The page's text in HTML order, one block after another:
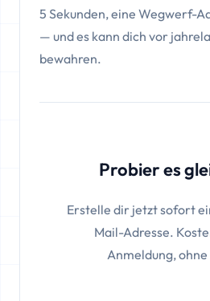
5 Sekunden, eine Wegwerf-
— und es kann dich vor
bewahren.
Probier es
Erstelle dir jetzt sofort
Mail-Adresse.
Anmeldung, ohne